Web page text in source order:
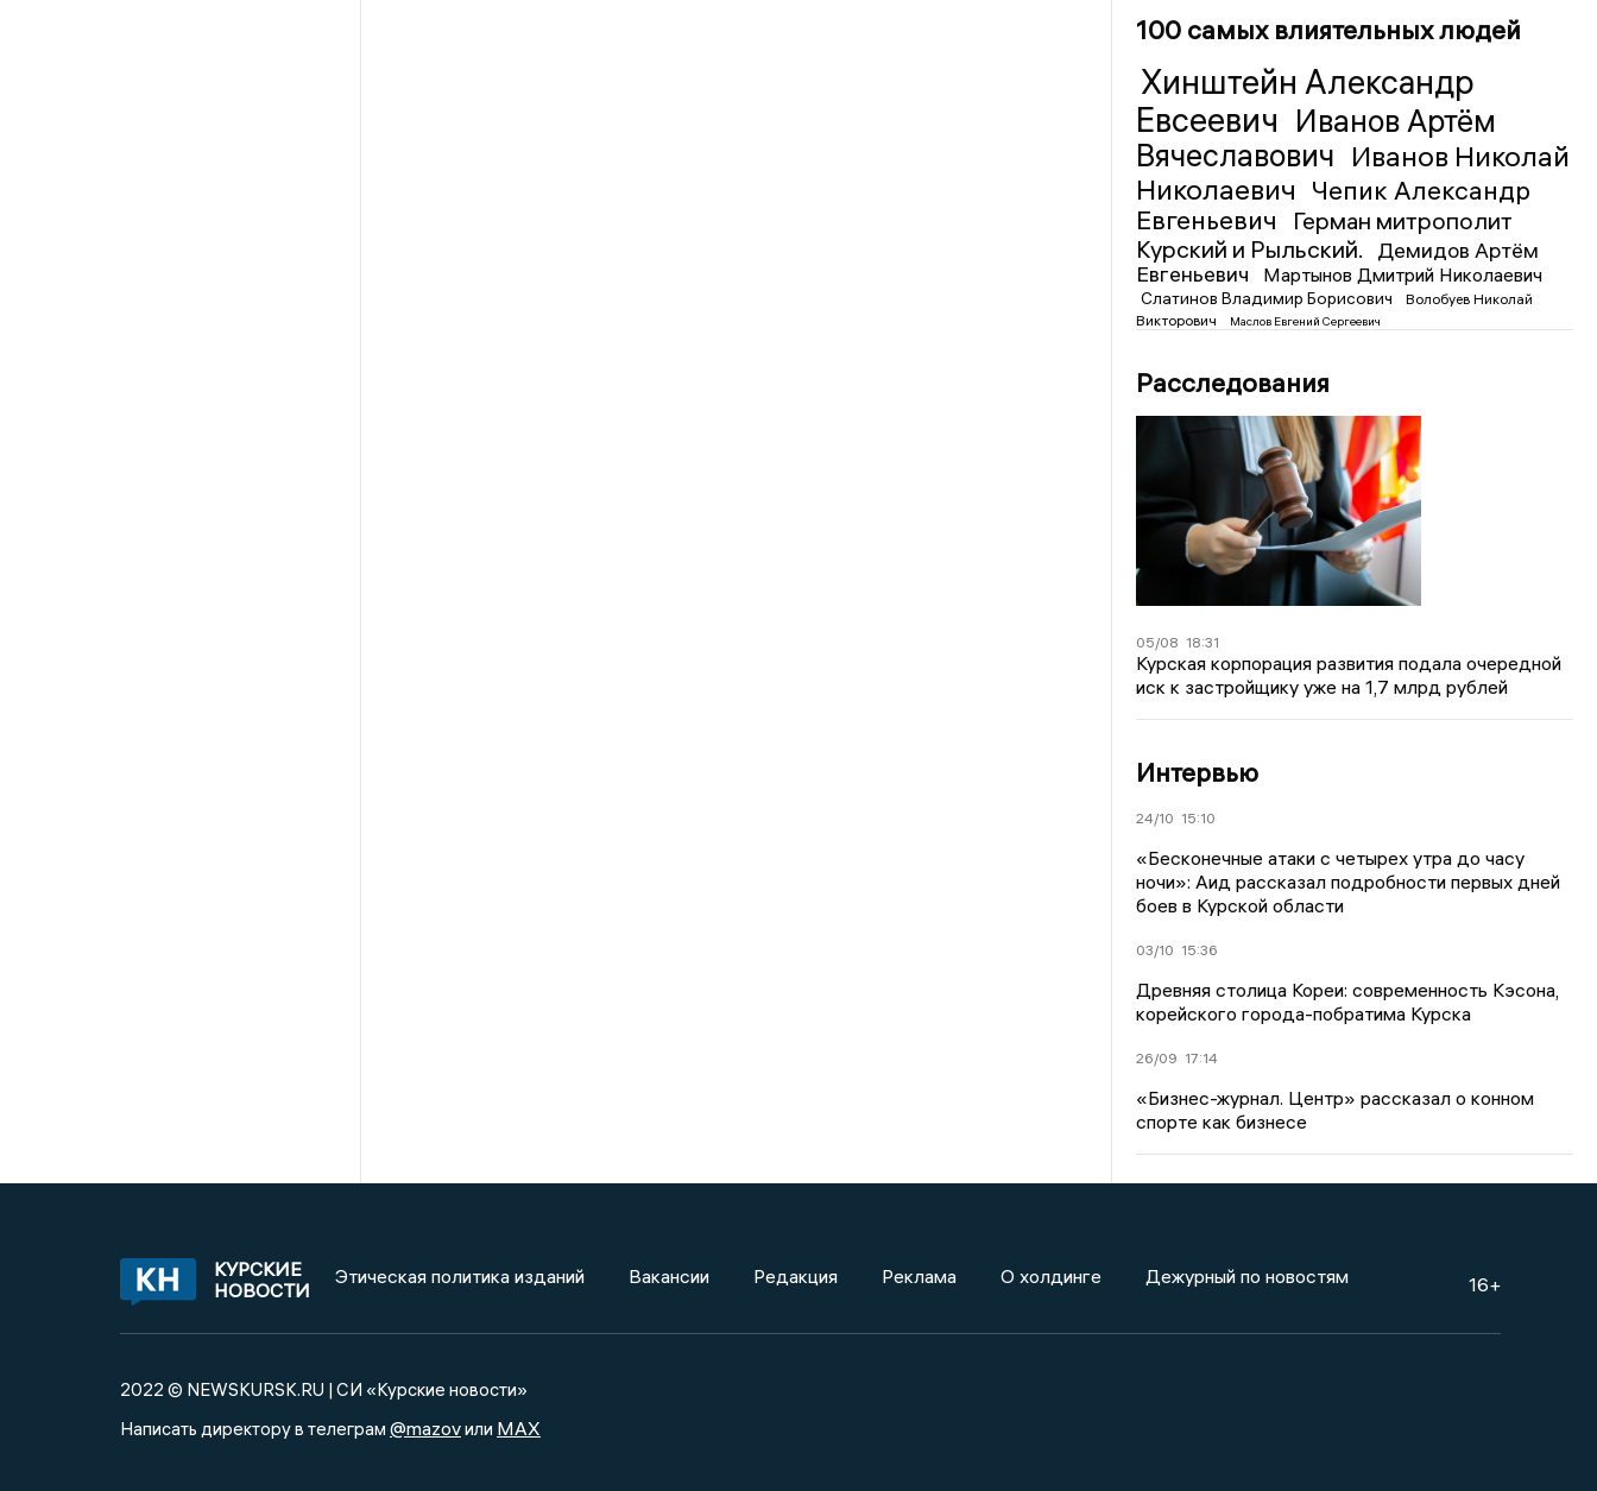
100 самых влиятельных людей
Хинштейн Александр
Евсеевич Иванов Артём
Вячеславович Иванов Николай
Николаевич Чепик Александр
Евгеньевич
Герман митрополит
Курский и Рыльский.
Демидов Артём
Евгеньевич
Мартынов Дмитрий Николаевич
Слатинов Владимир Борисович
Волобуев Николай
Викторович
Маслов Евгений Сергеевич
Расследования
05/08 18:31
Курская корпорация развития подала очередной
иск к застройщику уже на 1,7 млрд рублей
Интервью
24/10 15:10
«Бесконечные атаки с четырех утра до часу
ночи»: Аид рассказал подробности первых дней
боев в Курской области
03/10 15:36
Древняя столица Кореи: современность Кэсона,
корейского города-побратима Курска
26/09 17:14
«Бизнес-журнал. Центр» рассказал о конном
спорте как бизнесе
КУРСКИЕ
НОВОСТИ
Этическая политика изданий Вакансии Редакция Реклама О холдинге Дежурный по новостям 16+
2022 © NEWSKURSK.RU | СИ «Курские новости»
Написать директору в телеграм @mazovили MAX